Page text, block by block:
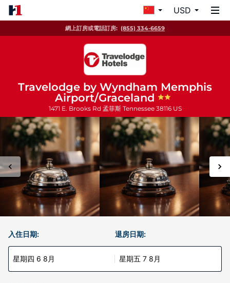
USD
網上訂房或電話訂房: (855) 334-6659
Travelodge by Wyndham Memphis
Airport/Graceland
1471 E. Brooks Rd 孟菲斯 Tennessee 38116 US
入住日期:
星期四 6 8月
退房日期:
星期五 7 8月